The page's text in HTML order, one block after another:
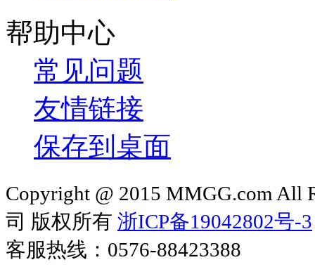
帮助中心
常见问题
友情链接
保存到桌面
Copyright @ 2015 MMGG.com All
司 版权所有 浙ICP备19042802号-3
客服热线：0576-88423388